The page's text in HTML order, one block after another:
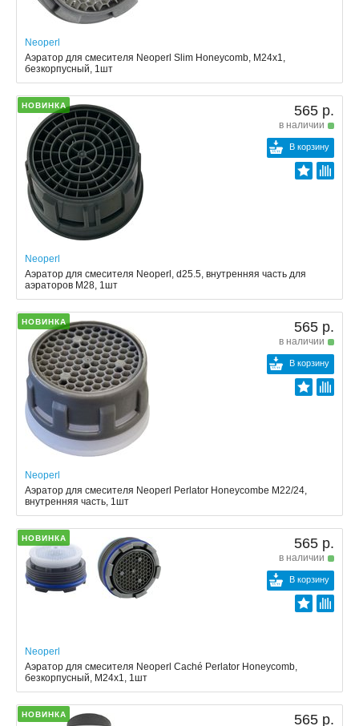
Neoperl
Аэратор для смесителя Neoperl Slim Honeycomb, M24x1,
безкорпусный, 1шт
НОВИНКА 565 р.
в наличии
В корзину
Neoperl
Аэратор для смесителя Neoperl, d25.5, внутренняя часть для
аэраторов M28, 1шт
НОВИНКА 565 р.
в наличии
В корзину
Neoperl
Аэратор для смесителя Neoperl Perlator Honeycombe M22/24,
внутренняя часть, 1шт
НОВИНКА 565 р.
в наличии
В корзину
Neoperl
Аэратор для смесителя Neoperl Caché Perlator Honeycomb,
безкорпусный, M24x1, 1шт
НОВИНКА 565 р.